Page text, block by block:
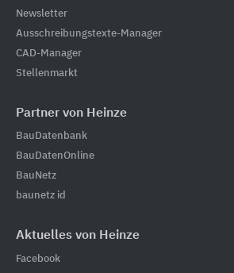
Newsletter
Ausschreibungstexte-Manager
CAD-Manager
Stellenmarkt
Partner von Heinze
BauDatenbank
BauDatenOnline
BauNetz
baunetz id
Aktuelles von Heinze
Facebook